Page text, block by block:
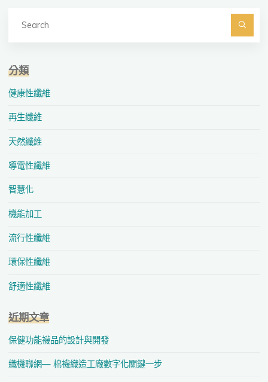
Search
分類
健康性纖維
再生纖維
天然纖維
導電性纖維
智慧化
機能加工
流行性纖維
環保性纖維
舒適性纖維
近期文章
保健功能襪品的設計與開發
織機聯網— 棉襪織造工廠數字化關鍵一步